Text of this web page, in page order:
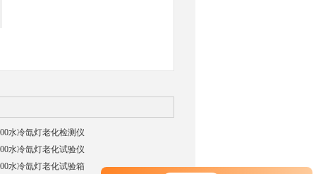
水冷氙灯老化检测仪
水冷氙灯老化试验仪
水冷氙灯老化试验箱